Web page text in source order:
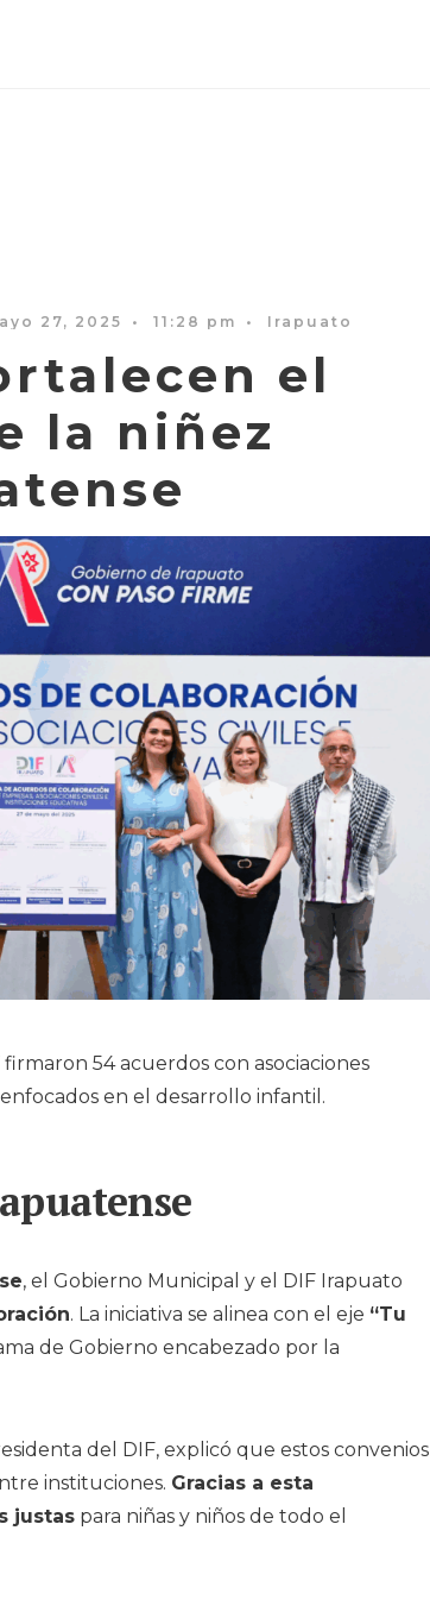
27, 2025 • 11:28 pm • Irapuato
el
la niñez
firmaron 54 acuerdos con asociaciones
en el desarrollo infantil.
, el Gobierno Municipal y el DIF Irapuato
. La iniciativa se alinea con el eje “Tu
de Gobierno encabezado por la
del DIF, explicó que estos convenios
instituciones. Gracias a esta
justas para niñas y niños de todo el